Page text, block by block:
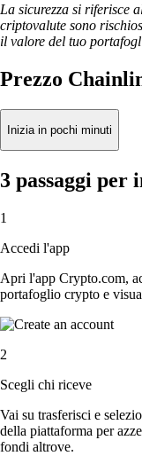
La sicurezza si riferisce
criptovalute sono
il valore del tuo
Prezzo
Inizia in pochi minuti
3 passaggi
1
Accedi l'app
Apri l'app Crypto.com,
portafoglio crypto e
2
Scegli chi riceve
Vai su trasferisci e
della piattaforma per
fondi altrove.